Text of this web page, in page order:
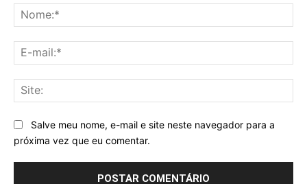
Salve meu nome, e-mail e site neste navegador para a
próxima vez que eu comentar.